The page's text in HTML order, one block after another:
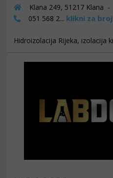
Klana 249, 51217 Klana
051 568 2... klikni za broj
Hidroizolacija Rijeka, izolacija